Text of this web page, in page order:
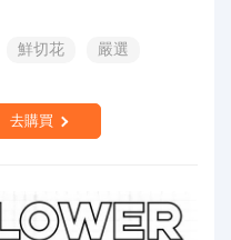
鮮切花
嚴選
去購買